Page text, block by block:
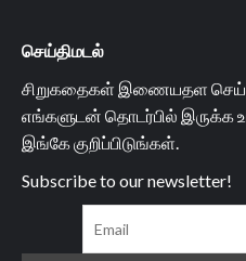
செய்திமடல்
சிறுகதைகள் இணையதள
எங்களுடன் தொடர்பில் இருக்க
இங்கே குறிப்பிடுங்கள்.
Subscribe to our newsletter!